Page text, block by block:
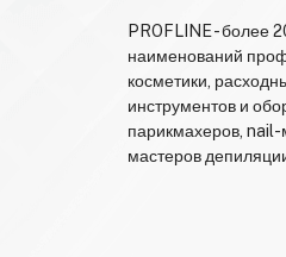
PROFLINE - более
наименований
косметики,
инструментов и
парикмахеров, nail-
мастеров